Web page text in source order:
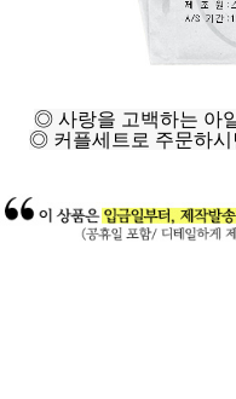
◎ 사랑을 고백하는 아
◎ 커플세트로 주문하